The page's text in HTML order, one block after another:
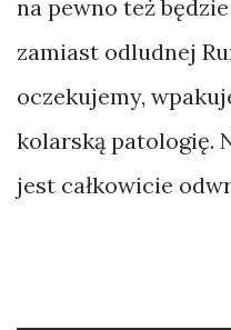
na pewno też
zamiast odludnej
oczekujemy,
kolarską patologię.
jest całkowicie